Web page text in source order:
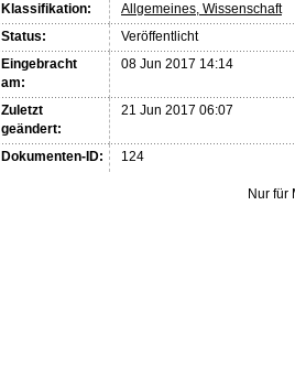
Klassifikation:
Allgemeines, Wissenschaft
Status:
Veröffentlicht
Eingebracht
am:
08 Jun 2017 14:14
Zuletzt
geändert:
21 Jun 2017 06:07
Dokumenten-ID: 124
Nur für